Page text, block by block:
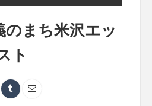
のまち米沢エッ
ト